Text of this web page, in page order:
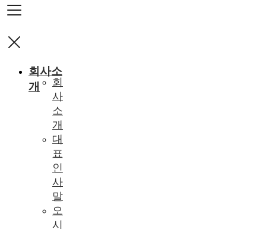
회사소
개
회
사
소
개
대
표
인
사
말
오
시